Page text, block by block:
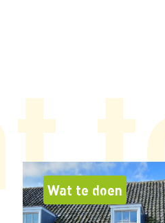
Wat te doen